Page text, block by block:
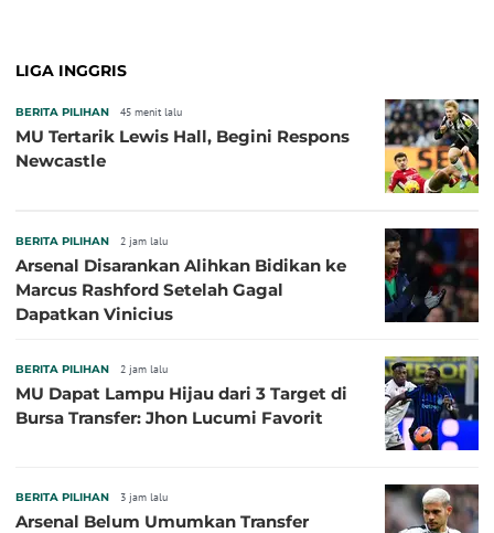
LIGA INGGRIS
BERITA PILIHAN 45 menit lalu
MU Tertarik Lewis Hall, Begini Respons
Newcastle
BERITA PILIHAN 2 jam lalu
Arsenal Disarankan Alihkan Bidikan ke
Marcus Rashford Setelah Gagal
Dapatkan Vinicius
BERITA PILIHAN 2 jam lalu
MU Dapat Lampu Hijau dari 3 Target di
Bursa Transfer: Jhon Lucumi Favorit
BERITA PILIHAN 3 jam lalu
Arsenal Belum Umumkan Transfer